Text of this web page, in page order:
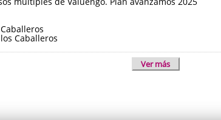
Caballeros
Ver más